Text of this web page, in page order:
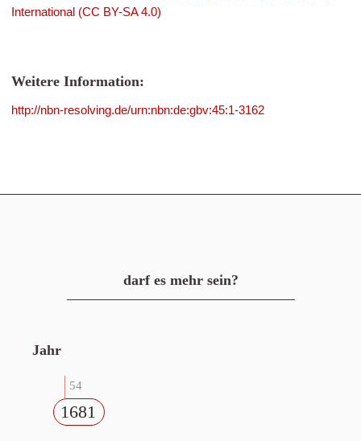
International (CC BY-SA 4.0)
Weitere Information:
http://nbn-resolving.de/urn:nbn:de:gbv:45:1-3162
darf es mehr sein?
Jahr
54
1681